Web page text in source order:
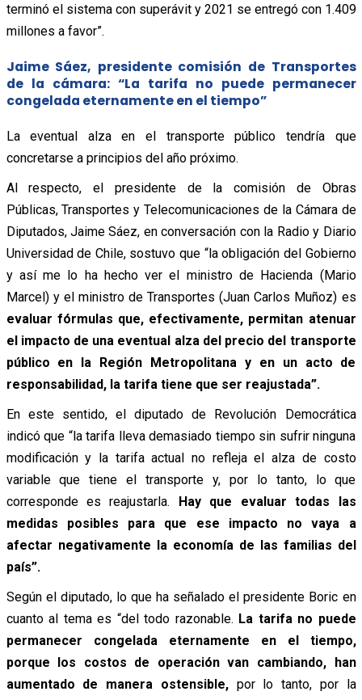
terminó el sistema con superávit y 2021 se entregó con 1.409
millones a favor”.
Jaime Sáez, presidente comisión de Transportes
de la cámara: “La tarifa no puede permanecer
congelada eternamente en el tiempo”
La eventual alza en el transporte público tendría que
concretarse a principios del año próximo.
Al respecto, el presidente de la comisión de Obras
Públicas, Transportes y Telecomunicaciones de la Cámara de
Diputados, Jaime Sáez, en conversación con la Radio y Diario
Universidad de Chile, sostuvo que “la obligación del Gobierno
y así me lo ha hecho ver el ministro de Hacienda (Mario
Marcel) y el ministro de Transportes (Juan Carlos Muñoz) es
evaluar fórmulas que, efectivamente, permitan atenuar
el impacto de una eventual alza del precio del transporte
público en la Región Metropolitana y en un acto de
responsabilidad, la tarifa tiene que ser reajustada”.
En este sentido, el diputado de Revolución Democrática
indicó que “la tarifa lleva demasiado tiempo sin sufrir ninguna
modificación y la tarifa actual no refleja el alza de costo
variable que tiene el transporte y, por lo tanto, lo que
corresponde es reajustarla. Hay que evaluar todas las
medidas posibles para que ese impacto no vaya a
afectar negativamente la economía de las familias del
país”.
Según el diputado, lo que ha señalado el presidente Boric en
cuanto al tema es “del todo razonable. La tarifa no puede
permanecer congelada eternamente en el tiempo,
porque los costos de operación van cambiando, han
aumentado de manera ostensible,por lo tanto, por la